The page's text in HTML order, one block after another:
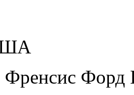
Френсис Форд